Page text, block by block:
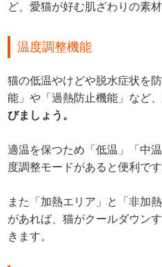
ど、愛猫が好む肌ざわりの素
温度調整機能
猫の低温やけどや脱水症状を
能」や「過熱防止機能」など、
びましょう。
適温を保つため「低温」「中
度調整モードがあると便利です
また「加熱エリア」と「非加
があれば、猫がクールダウン
きます。